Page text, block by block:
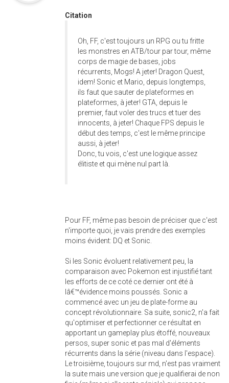
Citation
Oh, FF, c'est toujours un RPG ou tu fritte
les monstres en ATB/tour par tour, même
corps de magie de bases, jobs
récurrents, Mogs! A jeter! Dragon Quest,
idem! Sonic et Mario, depuis longtemps,
ils faut que sauter de plateformes en
plateformes, à jeter! GTA, depuis le
premier, faut voler des trucs et tuer des
innocents, à jeter! Chaque FPS depuis le
début des temps, c'est le même principe
aussi, à jeter!
Donc, tu vois, c'est une logique assez
élitiste et qui mène nul part là.
Pour FF, même pas besoin de préciser que c'est
n'importe quoi, je vais prendre des exemples
moins évident: DQ et Sonic.
Si les Sonic évoluent relativement peu, la
comparaison avec Pokemon est injustifié tant
les efforts de ce coté ce dernier ont été à
lâ€™évidence moins poussés. Sonic a
commencé avec un jeu de plate-forme au
concept révolutionnaire. Sa suite, sonic2, n'a fait
qu'optimiser et perfectionner ce résultat en
apportant un gameplay plus étoffé, nouveaux
persos, super sonic et pas mal d'éléments
récurrents dans la série (niveau dans l'espace).
Le troisième, toujours sur md, n'est pas vraiment
la suite mais une version que je qualifierai de non